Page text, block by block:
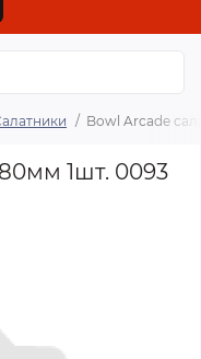
Bowl Arcade
1шт. 0093